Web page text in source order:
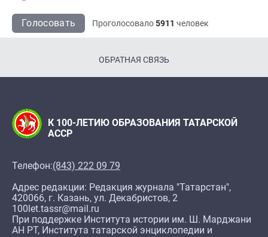
Голосовать Проголосовало5911 человек
ОБРАТНАЯ СВЯЗЬ
К 100-ЛЕТИЮ ОБРАЗОВАНИЯ ТАТАРСКОЙ
АССР
Телефон:(843) 222 09 79
Адрес редакции: Редакция журнала "Татарстан",
420066, г. Казань, ул. Декабристов, 2
100let.tassr@mail.ru
При поддержке Института истории им. Ш. Марджани
АН РТ, Института татарской энциклопедии и